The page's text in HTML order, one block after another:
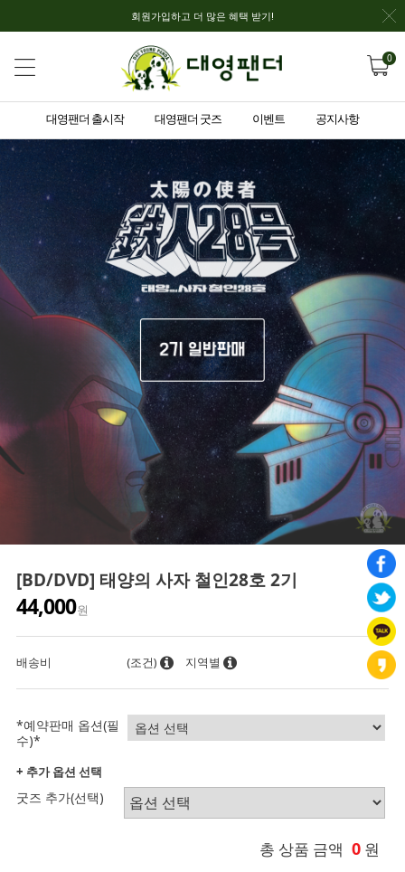
회원가입하고 더 많은 혜택 받기!
0
대영팬더 출시작 대영팬더 굿즈 이벤트 공지사항
[BD/DVD] 태양의 사자 철인28호 2기
44,000원
배송비 (조건) 지역별
*예약판매 옵션(필
수)*
+ 추가 옵션 선택
굿즈 추가(선택)
총 상품 금액 0 원